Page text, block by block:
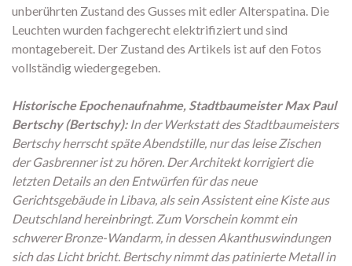
unberührten Zustand des Gusses mit edler Alterspatina. Die
Leuchten wurden fachgerecht elektrifiziert und sind
montagebereit. Der Zustand des Artikels ist auf den Fotos
vollständig wiedergegeben.
Historische Epochenaufnahme, Stadtbaumeister Max Paul
Bertschy (Bertschy): In der Werkstatt des Stadtbaumeisters
Bertschy herrscht späte Abendstille, nur das leise Zischen
der Gasbrenner ist zu hören. Der Architekt korrigiert die
letzten Details an den Entwürfen für das neue
Gerichtsgebäude in Libava, als sein Assistent eine Kiste aus
Deutschland hereinbringt. Zum Vorschein kommt ein
schwerer Bronze-Wandarm, in dessen Akanthuswindungen
sich das Licht bricht. Bertschy nimmt das patinierte Metall in